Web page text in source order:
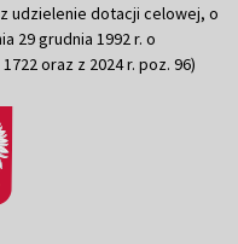
udzielenie dotacji celowej, o
29 grudnia 1992 r. o
oraz z 2024 r. poz. 96)